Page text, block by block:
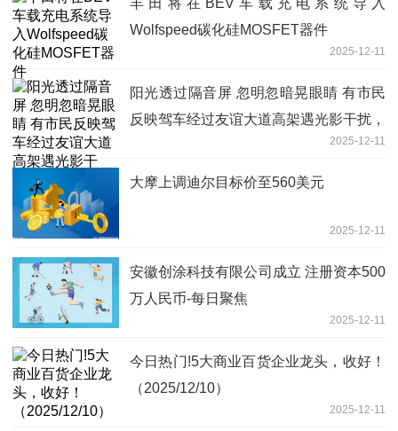
Wolfspeed碳化硅MOSFET器件
2025-12-11
阳光透过隔音屏 忽明忽暗晃眼睛 有市民
反映驾车经过友谊大道高架遇光影干扰，
2025-12-11
大摩上调迪尔目标价至560美元
2025-12-11
安徽创涂科技有限公司成立 注册资本500
万人民币-每日聚焦
2025-12-11
今日热门!5大商业百货企业龙头，收好！
（2025/12/10）
2025-12-11